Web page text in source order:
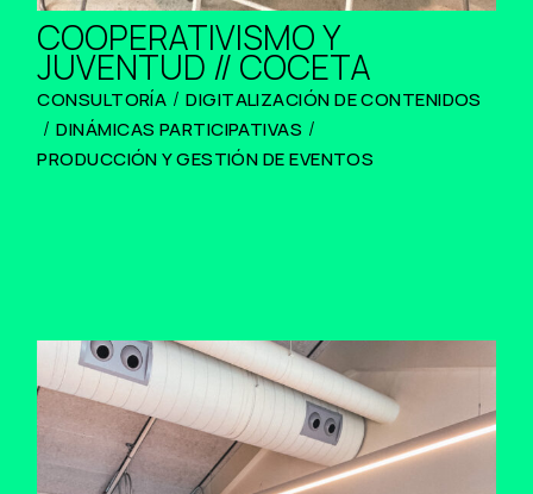
CONSULTORÍA
DIGITALIZACIÓN DE CONTENIDOS
DINÁMICAS PARTICIPATIVAS
PRODUCCIÓN Y GESTIÓN DE EVENTOS
COOPERATIVISMO Y
JUVENTUD // COCETA